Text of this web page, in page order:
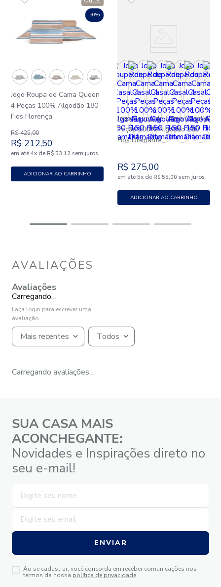
50%
Jogo Roupa de Cama Queen
4 Peças 100% Algodão 180
Fios Florença
R$425,00
R$ 212,50
em até 4x de R$ 53,12 sem juros
ADICIONAR AO CARRINHO
Jogo Roupa de Cama Casal 4
Peças 100% Algodão 150
Fios Diamante
R$ 275,00
em até 5x de R$ 55,00 sem juros
ADICIONAR AO CARRINHO
AVALIAÇÕES
Avaliações
Carregando…
Faça login para escrever uma
avaliação.
Mais recentes Todos
Carregando avaliações…
SUA CASA MAIS
ACONCHEGANTE:
Novidades e Inspirações direto no
seu e-mail!
ENVIAR
Ao se cadastrar, você concorda em receber comunicações nos
termos da nossa política de privacidade